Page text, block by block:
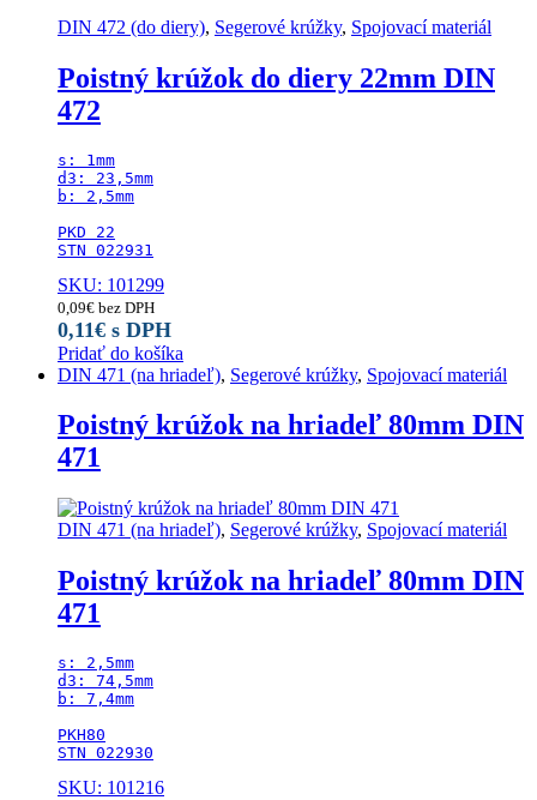
DIN 472 (do diery), Segerové krúžky, Spojovací materiál
Poistný krúžok do diery 22mm DIN
472
s: 1mm
d3: 23,5mm
b: 2,5mm
PKD 22
STN 022931
SKU: 101299
0,09€ bez DPH
0,11€ s DPH
Pridať do košíka
DIN 471 (na hriadeľ), Segerové krúžky, Spojovací materiál
Poistný krúžok na hriadeľ 80mm DIN
471
DIN 471 (na hriadeľ), Segerové krúžky, Spojovací materiál
Poistný krúžok na hriadeľ 80mm DIN
471
s: 2,5mm
d3: 74,5mm
b: 7,4mm
PKH80
STN 022930
SKU: 101216